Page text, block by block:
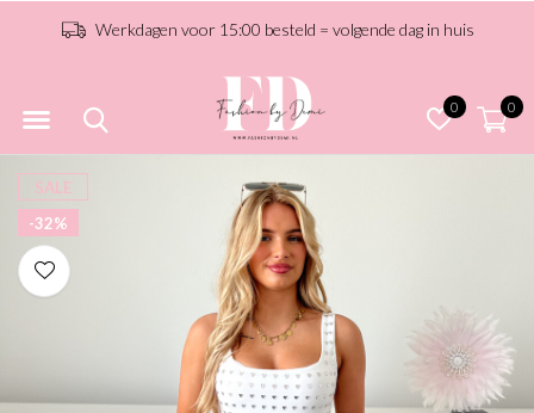
0 0
Werkdagen voor 15:00 besteld = volgende dag in huis
SALE
-32%